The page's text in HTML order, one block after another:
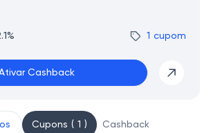
1 cupom
Cashback
Cupons ( 1 ) Cashback